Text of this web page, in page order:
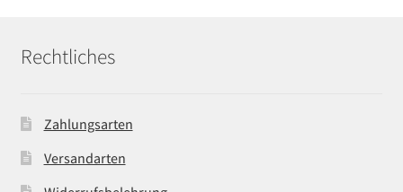
Rechtliches
Zahlungsarten
Versandarten